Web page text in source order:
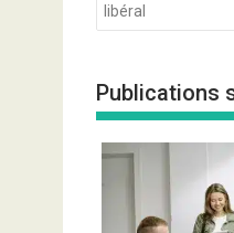
libéral
Publications